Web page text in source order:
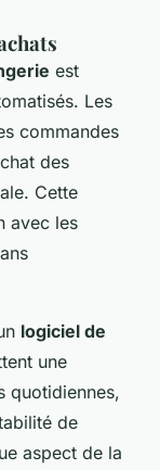
est
Les
commandes
des
Cette
avec les
logiciel de
une
quotidiennes,
de
aspect de la